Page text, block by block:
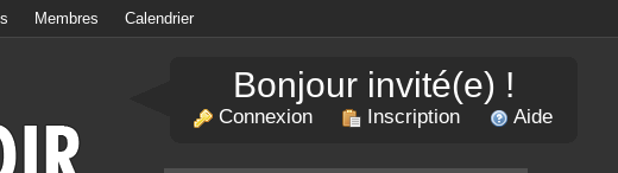
Membres Calendrier
Bonjour invité(e) !
Connexion Inscription Aide